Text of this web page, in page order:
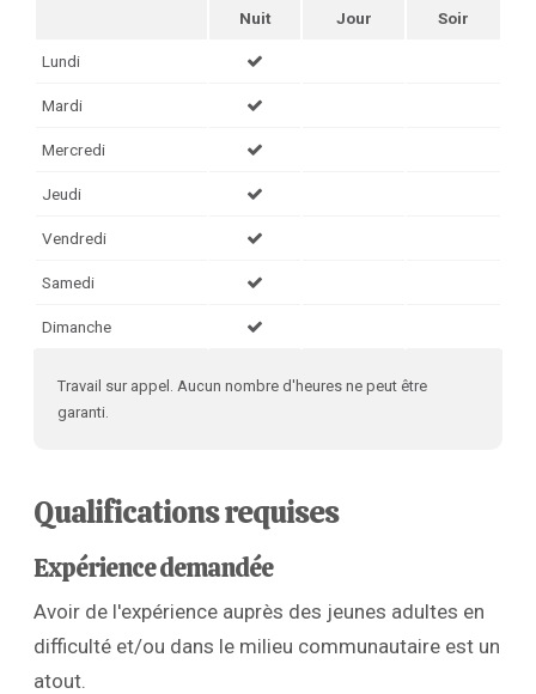
Nuit Jour Soir
Lundi
Mardi
Mercredi
Jeudi
Vendredi
Samedi
Dimanche
Travail sur appel. Aucun nombre d'heures ne peut être
garanti.
Qualifications requises
Expérience demandée
Avoir de l'expérience auprès des jeunes adultes en
difficulté et/ou dans le milieu communautaire est un
atout.